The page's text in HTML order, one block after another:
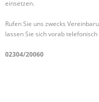
einsetzen.
Rufen Sie uns zwecks
lassen Sie sich vorab
02304/20060